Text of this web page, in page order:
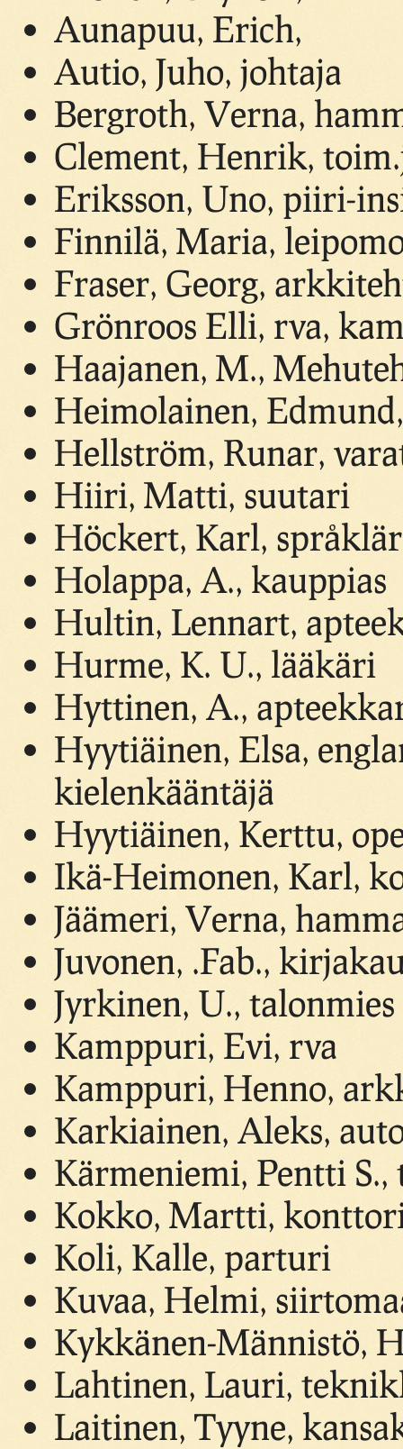
Aunapuu, Erich,
Autio, Juho, johtaja
Bergroth, Verna,
Clement, Henrik,
Eriksson, Uno, piiri-
Finnilä, Maria,
Fraser, Georg,
Grönroos Elli, rva,
Haajanen, M.,
Heimolainen,
Hellström, Runar,
Hiiri, Matti, suutari
Höckert, Karl,
Holappa, A., kauppias
Hultin, Lennart,
Hurme, K. U., lääkäri
Hyttinen, A.,
Hyytiäinen, Elsa,
kielenkääntäjä
Hyytiäinen, Kerttu,
Ikä-Heimonen, Karl,
Jäämeri, Verna,
Juvonen, .Fab.,
Jyrkinen, U., talonmies
Kamppuri, Evi, rva
Kamppuri, Henno,
Karkiainen, Aleks,
Kärmeniemi, Pentti
Kokko, Martti,
Koli, Kalle, parturi
Kuvaa, Helmi,
Kykkänen-Männistö,
Lahtinen, Lauri,
Laitinen, Tyyne,